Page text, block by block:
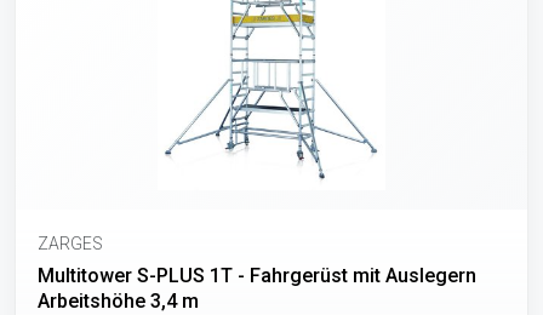
ZARGES
Multitower S-PLUS 1T - Fahrgerüst mit Auslegern
Arbeitshöhe 3,4 m